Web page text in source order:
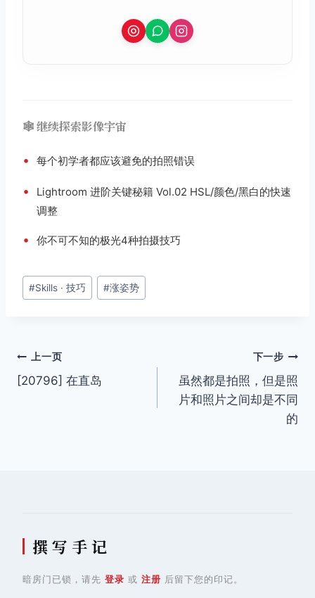
🕸️ 继续探索影像宇宙
• 每个初学者都应该避免的拍照错误
•
Lightroom 进阶关键秘籍 Vol.02 HSL/颜色/黑白的快速
调整
• 你不可不知的极光4种拍摄技巧
文
章
#Skills · 技巧 #涨姿势
文
章
上一页
[20796] 在直岛
下一步
虽然都是拍照，但是照
片和照片之间却是不同
的
撰 写 手 记
暗房门已锁，请先 登录 或 注册 后留下您的印记。